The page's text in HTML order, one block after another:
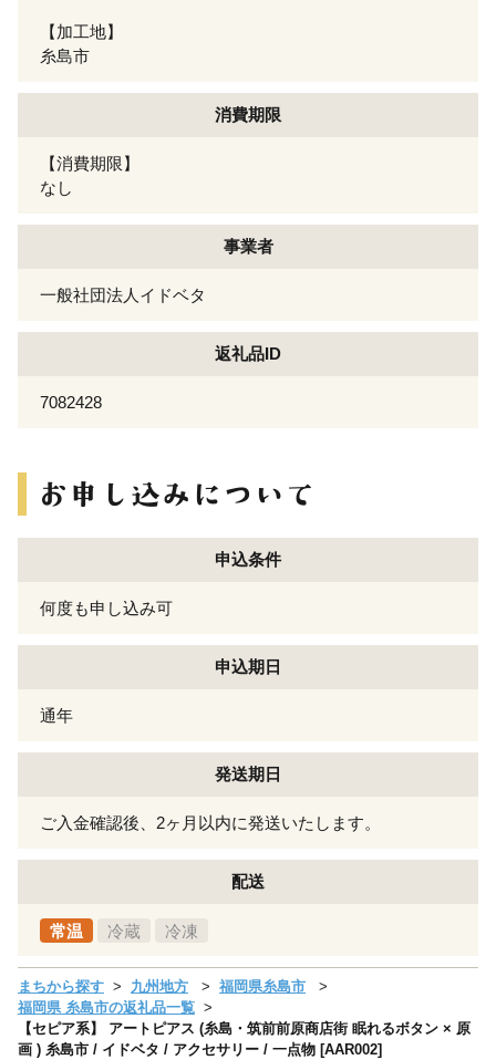
【加工地】
糸島市
消費期限
【消費期限】
なし
事業者
一般社団法人イドベタ
返礼品ID
7082428
申込条件
何度も申し込み可
申込期日
通年
発送期日
ご入金確認後、2ヶ月以内に発送いたします。
配送
常温 冷蔵 冷凍
まちから探す 九州地方
福岡県糸島市
福岡県 糸島市の返礼品一覧
【セピア系】 アートピアス (糸島・筑前前原商店街 眠れるボタン × 原
画 ) 糸島市 / イドベタ / アクセサリー / 一点物 [AAR002]